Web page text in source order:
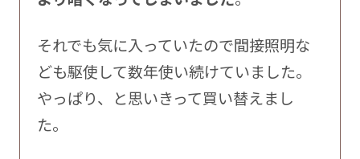
それでも気に入っていたので間接照明な
ども駆使して数年使い続けていました。
やっぱり、と思いきって買い替えまし
た。